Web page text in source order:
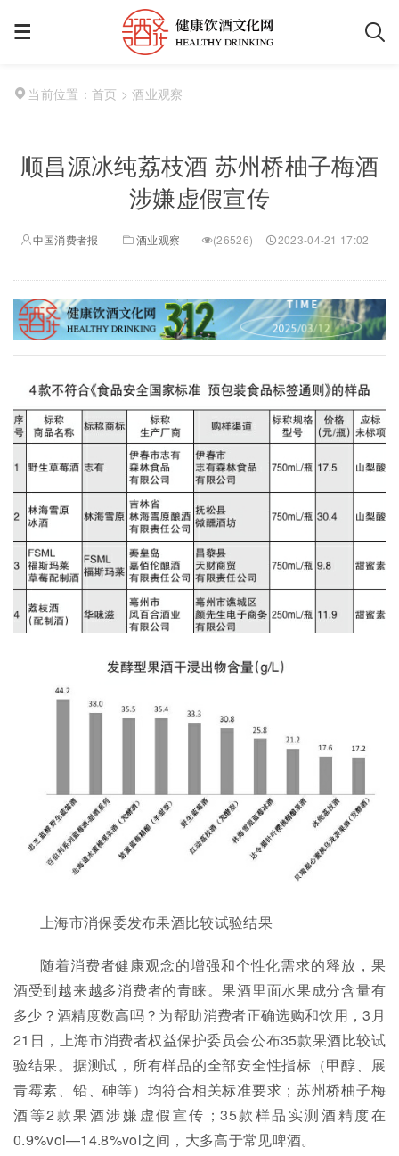
当前位置： 首页 > 酒业观察
顺昌源冰纯荔枝酒 苏州桥柚子梅酒
涉嫌虚假宣传
中国消费者报 酒业观察 (26526) 2023-04-21 17:02
上海市消保委发布果酒比较试验结果
随着消费者健康观念的增强和个性化需求的释放，果
酒受到越来越多消费者的青睐。果酒里面水果成分含量有
多少？酒精度数高吗？为帮助消费者正确选购和饮用，3月
21日，上海市消费者权益保护委员会公布35款果酒比较试
验结果。据测试，所有样品的全部安全性指标（甲醇、展
青霉素、铅、砷等）均符合相关标准要求；苏州桥柚子梅
酒等2款果酒涉嫌虚假宣传；35款样品实测酒精度在
0.9%vol—14.8%vol之间，大多高于常见啤酒。